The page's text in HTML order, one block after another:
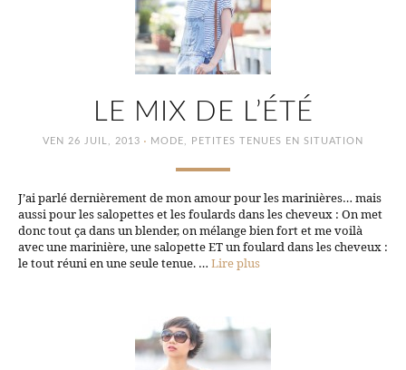
LE MIX DE L’ÉTÉ
VEN 26 JUIL, 2013 · MODE, PETITES TENUES EN SITUATION
J’ai parlé dernièrement de mon amour pour les marinières… mais
aussi pour les salopettes et les foulards dans les cheveux : On met
donc tout ça dans un blender, on mélange bien fort et me voilà
avec une marinière, une salopette ET un foulard dans les cheveux :
le tout réuni en une seule tenue. … Lire plus